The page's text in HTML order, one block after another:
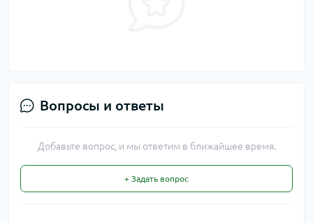
Вопросы и ответы
Добавьте вопрос, и мы ответим в ближайшее время.
+ Задать вопрос